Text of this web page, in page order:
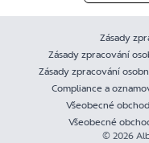
Zásady
Zásady zpracování
Zásady zpracování
Compliance a
Všeobecné
Všeobecné
© 2026